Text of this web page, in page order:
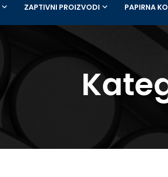
ZAPTIVNI PROIZVODI PAPIRNA